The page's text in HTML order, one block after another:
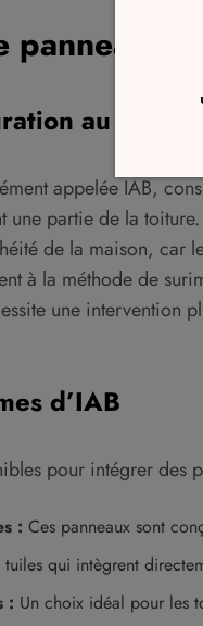
panneaux
au bâti
appelée IAB,
une partie de la
de la maison,
à la méthode de
une intervention
d’IAB
pour intégrer des
: Ces panneaux sont
tuiles qui intègrent
: Un choix idéal pour les